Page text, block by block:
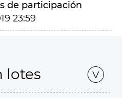
de participación
23:59
lotes